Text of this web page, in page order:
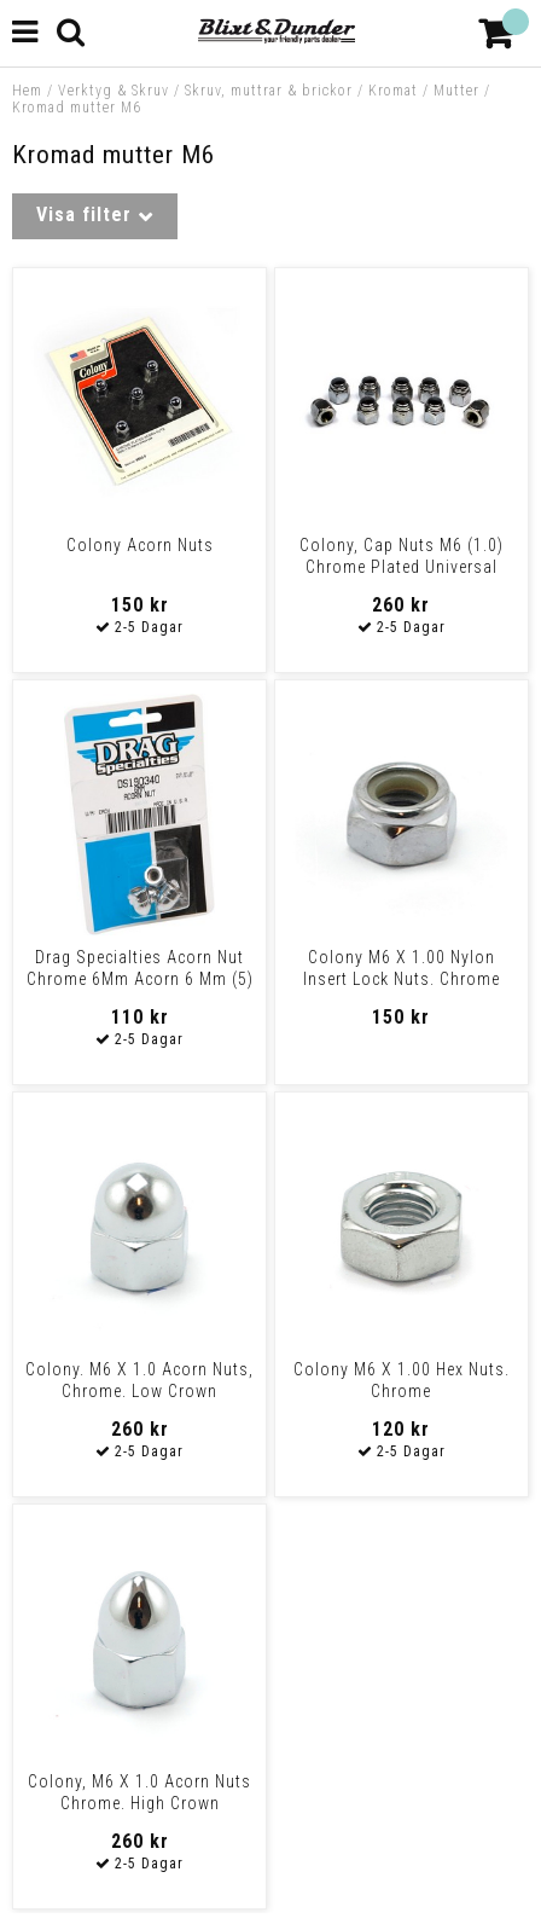
Hem / Verktyg & Skruv / Skruv, muttrar & brickor / Kromat / Mutter /
Kromad mutter M6
Kromad mutter M6
Visa filter
Colony Acorn Nuts
150 kr
Colony, Cap Nuts M6 (1.0)
Chrome Plated Universal
260 kr
Drag Specialties Acorn Nut
Chrome 6Mm Acorn 6 Mm (5)
110 kr
Colony M6 X 1.00 Nylon
Insert Lock Nuts. Chrome
150 kr
Colony. M6 X 1.0 Acorn Nuts,
Chrome. Low Crown
260 kr
Colony M6 X 1.00 Hex Nuts.
Chrome
120 kr
Colony, M6 X 1.0 Acorn Nuts
Chrome. High Crown
260 kr